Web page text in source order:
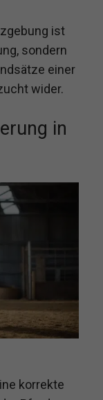
ist
sondern
einer
wider.
in
korrekte